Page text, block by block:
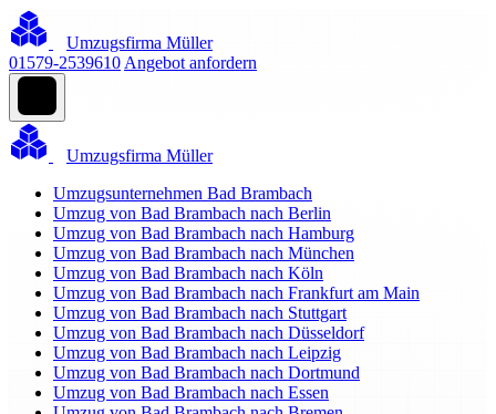
Umzugsfirma Müller
01579-2539610 Angebot anfordern
Umzugsfirma Müller
Umzugsunternehmen Bad Brambach
Umzug von Bad Brambach nach Berlin
Umzug von Bad Brambach nach Hamburg
Umzug von Bad Brambach nach München
Umzug von Bad Brambach nach Köln
Umzug von Bad Brambach nach Frankfurt am Main
Umzug von Bad Brambach nach Stuttgart
Umzug von Bad Brambach nach Düsseldorf
Umzug von Bad Brambach nach Leipzig
Umzug von Bad Brambach nach Dortmund
Umzug von Bad Brambach nach Essen